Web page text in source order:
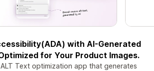
with AI-Generated
for Your Product Images.
Text optimization app that generates